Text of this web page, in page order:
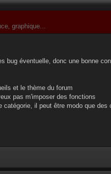
graphique...
éventuelle, donc une bonne
et le thème du forum
pas m'imposer des fonctions
il peut être modo que des